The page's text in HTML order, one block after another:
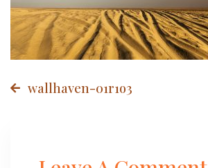
Post
wallhaven-01r1o3